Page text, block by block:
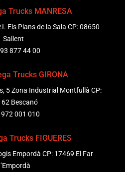
Trucks MANRESA
Els Plans de la Sala CP: 08650
Sallent
877 44 00
Trucks GIRONA
5 Zona Industrial Montfullà CP:
Bescanó
001 010
Trucks FIGUERES
Empordà CP: 17469 El Far